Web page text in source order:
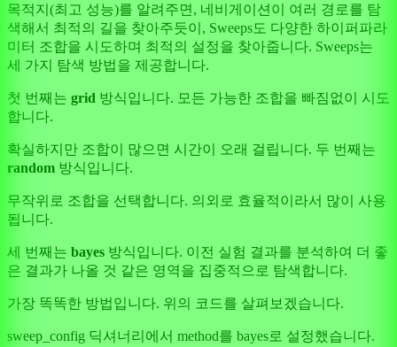
목적지(최고 성능)를 알려주면, 네비게이션이 여러 경로를 탐
색해서 최적의 길을 찾아주듯이, Sweeps도 다양한 하이퍼파라
미터 조합을 시도하며 최적의 설정을 찾아줍니다. Sweeps는
세 가지 탐색 방법을 제공합니다.
첫 번째는 grid 방식입니다. 모든 가능한 조합을 빠짐없이 시도
합니다.
확실하지만 조합이 많으면 시간이 오래 걸립니다. 두 번째는
random 방식입니다.
무작위로 조합을 선택합니다. 의외로 효율적이라서 많이 사용
됩니다.
세 번째는 bayes 방식입니다. 이전 실험 결과를 분석하여 더 좋
은 결과가 나올 것 같은 영역을 집중적으로 탐색합니다.
가장 똑똑한 방법입니다. 위의 코드를 살펴보겠습니다.
sweep_config 딕셔너리에서 method를 bayes로 설정했습니다.